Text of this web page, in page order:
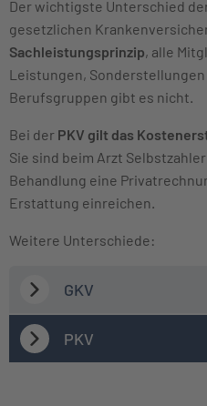
Der wichtigste Unterschied
gesetzlichen
Sachleistungsprinzip, alle
Leistungen,
Berufsgruppen gibt es nicht.
Bei der PKV gilt das
Sie sind beim Arzt
Behandlung eine
Erstattung einreichen.
Weitere Unterschiede:
GKV
PKV